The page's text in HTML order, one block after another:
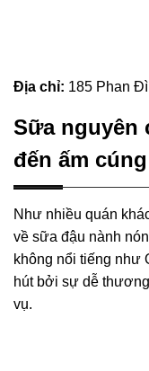
Địa chỉ: 185 Phan
Sữa nguyên
đến ấm
Như nhiều quán
về sữa đậu nành
không nổi tiếng như
hút bởi sự dễ
vụ.